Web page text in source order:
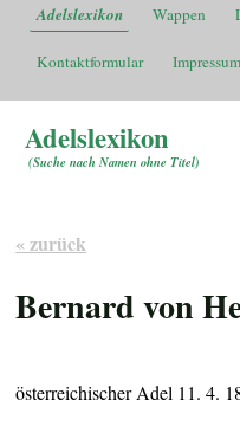
Adelslexikon Wappen
Kontaktformular Impressum
Adelslexikon
(Suche nach Namen ohne Titel)
« zurück
Bernard von
österreichischer Adel 11. 4.